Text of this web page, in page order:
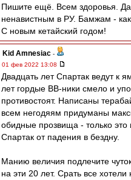
Пишите ещё. Всем здоровья.
ненавистным в РУ. Бамжам -
С новым кетайский годом!
Kid Amnesiac -
01 фев 2022 13:08
Двадцать лет Спартак ведут к
лет гордые ВВ-ники смело и
противостоят. Написаны
всем негодяям придуманы
обидные прозвища - только это
Спартак от падения в бездну.
Манию величия подлечите
на эти 20 лет. Срать все хотели